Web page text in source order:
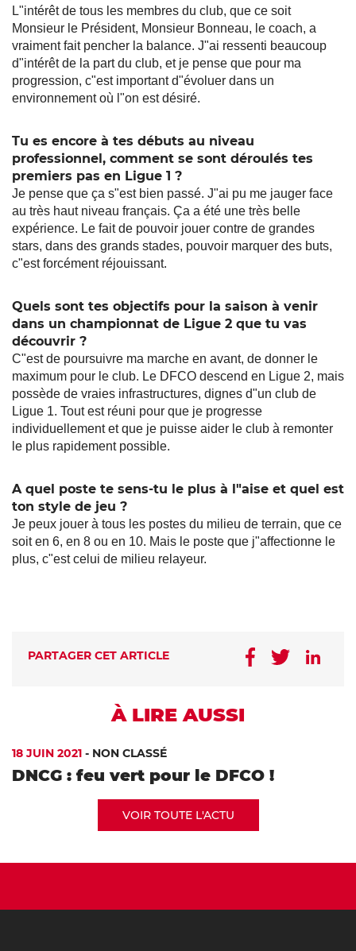
L"intérêt de tous les membres du club, que ce soit
Monsieur le Président, Monsieur Bonneau, le coach, a
vraiment fait pencher la balance. J"ai ressenti beaucoup
d"intérêt de la part du club, et je pense que pour ma
progression, c"est important d"évoluer dans un
environnement où l"on est désiré.
Tu es encore à tes débuts au niveau
professionnel, comment se sont déroulés tes
premiers pas en Ligue 1 ?
Je pense que ça s"est bien passé. J"ai pu me jauger face
au très haut niveau français. Ça a été une très belle
expérience. Le fait de pouvoir jouer contre de grandes
stars, dans des grands stades, pouvoir marquer des buts,
c"est forcément réjouissant.
Quels sont tes objectifs pour la saison à venir
dans un championnat de Ligue 2 que tu vas
découvrir ?
C"est de poursuivre ma marche en avant, de donner le
maximum pour le club. Le DFCO descend en Ligue 2, mais
possède de vraies infrastructures, dignes d"un club de
Ligue 1. Tout est réuni pour que je progresse
individuellement et que je puisse aider le club à remonter
le plus rapidement possible.
A quel poste te sens-tu le plus à l"aise et quel est
ton style de jeu ?
Je peux jouer à tous les postes du milieu de terrain, que ce
soit en 6, en 8 ou en 10. Mais le poste que j"affectionne le
plus, c"est celui de milieu relayeur.
PARTAGER CET ARTICLE
À LIRE AUSSI
18 JUIN 2021 - NON CLASSÉ
DNCG : feu vert pour le DFCO !
VOIR TOUTE L'ACTU